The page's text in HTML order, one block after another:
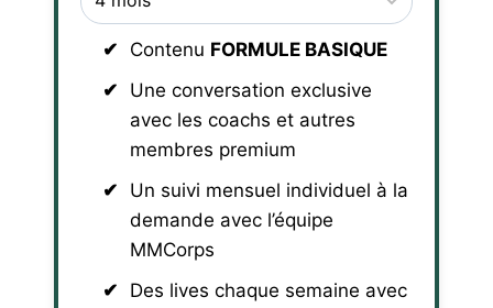
Contenu FORMULE BASIQUE
Une conversation exclusive
avec les coachs et autres
membres premium
Un suivi mensuel individuel à la
demande avec l’équipe
MMCorps
Des lives chaque semaine avec